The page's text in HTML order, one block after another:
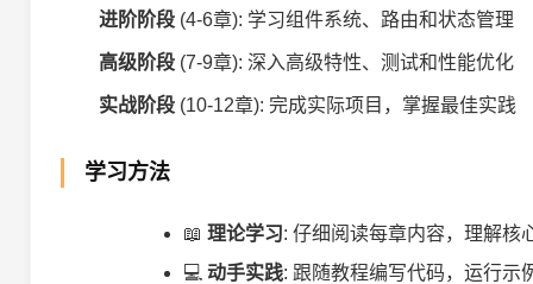
进阶阶段 (4-6章): 学习组件系统、路由和状态管理
高级阶段 (7-9章): 深入高级特性、测试和性能优化
实战阶段 (10-12章): 完成实际项目，掌握最佳实践
学习方法
📖理论学习: 仔细阅读每章内容，理解核
💻动手实践: 跟随教程编写代码，运行示